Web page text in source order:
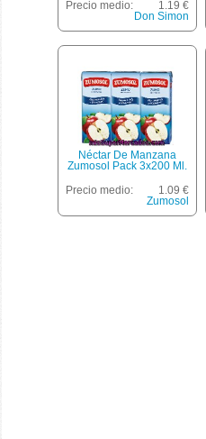
Precio medio:
1.19 €
Don Simon
Néctar De Manzana
Zumosol Pack 3x200 Ml.
Precio medio:
1.09 €
Zumosol